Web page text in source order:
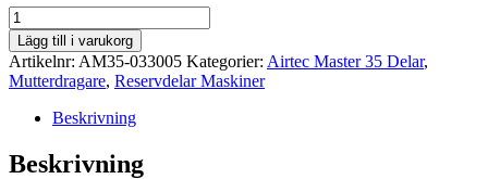
Bussning
Med
O-
ring-
Airtec
Master
mängd
Lägg till i varukorg
Artikelnr: AM35-033005 Kategorier: Airtec Master 35 Delar,
Mutterdragare, Reservdelar Maskiner
Beskrivning
Beskrivning